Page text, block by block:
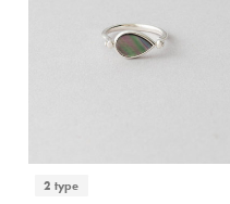
2 type